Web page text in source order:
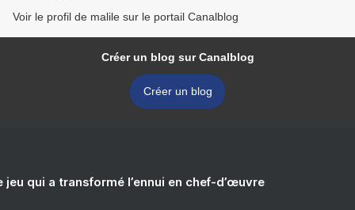
Voir le profil de malile sur le portail Canalblog
Créer un blog sur Canalblog
Créer un blog
jeu qui a transformé l’ennui en chef-d’œuvre